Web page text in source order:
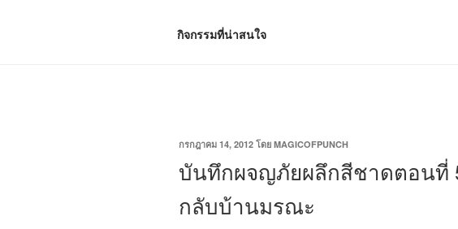
กิจกรรมที่น่าสนใจ
เขียน
ที่
กรกฎาคม 14, 2012 โดย MAGICOFPUNCH
บันทึกผจญภัยผลึกสีชาดตอนที่
กลับบ้านมรณะ